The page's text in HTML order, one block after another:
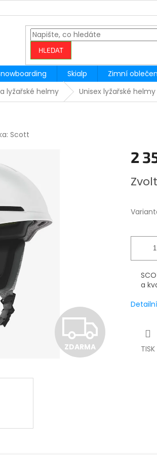
HLEDAT
Skialp Zimní
lyžařské helmy Unisex lyžařské helmy
Scott
Z
ZDARMA
2
cena:
a
TISK